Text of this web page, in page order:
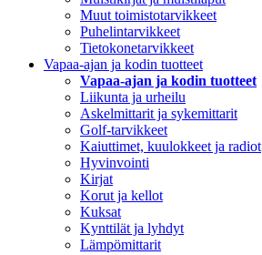
Muut toimistotarvikkeet
Puhelintarvikkeet
Tietokonetarvikkeet
Vapaa-ajan ja kodin tuotteet
Vapaa-ajan ja kodin tuotteet
Liikunta ja urheilu
Askelmittarit ja sykemittarit
Golf-tarvikkeet
Kaiuttimet, kuulokkeet ja radiot
Hyvinvointi
Kirjat
Korut ja kellot
Kuksat
Kynttilät ja lyhdyt
Lämpömittarit